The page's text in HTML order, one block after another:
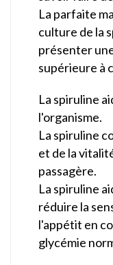
La parfaite
culture de la
présenter
supérieure à
La spiruline
l'organisme.
La spiruline
et de la
passagère.
La spiruline
réduire la
l'appétit en
glycémie